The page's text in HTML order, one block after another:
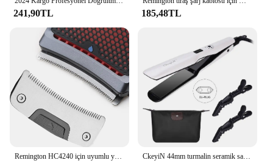
241,90TL 185,48TL
Remington HC4240 için uyumlu yedek bıçak, erkekler için HC4250 saç makasları kısayol Pro düzeltici kendinden kesimi kiti CkeyiN 44mm turmalin seramik saç düzleştirici LCD ekran hızlı isıtma düz demir ayarlanabilir sıcaklık düzleştirme demir